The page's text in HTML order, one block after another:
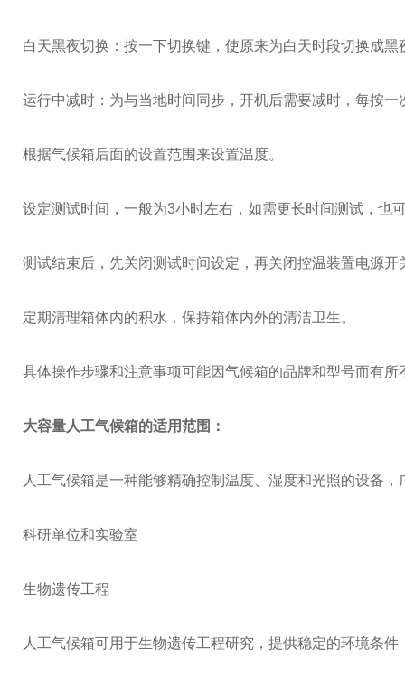
白天黑夜切换：按一下切换键，使原来为白天时段切换成
运行中减时：为与当地时间同步，开机后需要减时，每按
根据气候箱后面的设置范围来设置温度。
设定测试时间，一般为3小时左右，如需更长时间测试，也
测试结束后，先关闭测试时间设定，再关闭控温装置电源开
定期清理箱体内的积水，保持箱体内外的清洁卫生。
具体操作步骤和注意事项可能因气候箱的品牌和型号而有
大容量人工气候箱的适用范围：
人工气候箱是一种能够精确控制温度、湿度和光照的设备
科研单位和实验室
生物遗传工程
人工气候箱可用于生物遗传工程研究，提供稳定的环境条